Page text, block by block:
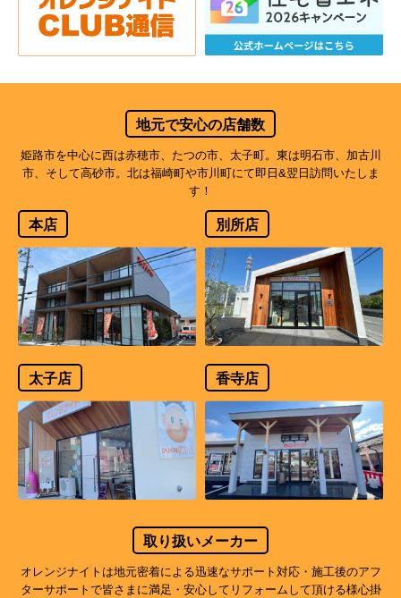
地元で安心の店舗数
姫路市を中心に西は赤穂市、たつの市、太子町。東は明石市、加古川
市、そして高砂市。北は福崎町や市川町にて即日&翌日訪問いたしま
す！
本店 別所店
太子店 香寺店
取り扱いメーカー
オレンジナイトは地元密着による迅速なサポート対応・施工後のアフ
ターサポートで皆さまに満足・安心してリフォームして頂ける様心掛